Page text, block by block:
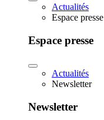
Actualités
Espace presse
Espace presse
Actualités
Newsletter
Newsletter